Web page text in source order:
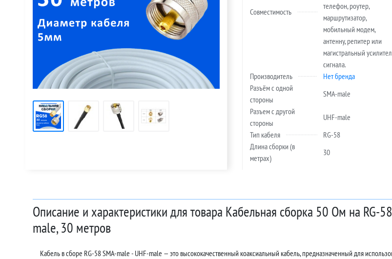
Совместимость
телефон, роутер,
маршрутизатор,
мобильный модем,
антенну, репитер или
магистральный
сигнала.
Производитель
Нет бренда
Разъём с одной
стороны
SMA-male
Разъем с другой
стороны
UHF-male
Тип кабеля
RG-58
Длина сборки (в
метрах)
30
Описание и характеристики для товара Кабельная сборка 50 Ом на RG-
male, 30 метров
Кабель в сборе RG-58 SMA-male - UHF-male — это высококачественный коаксиальный кабель, предназначенный для